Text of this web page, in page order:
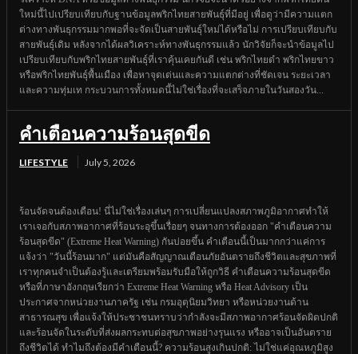
ใหม่นี้ไปเปรียบเทียบกับฐานข้อมูลพริกไทยสายพันธุ์ที่มีอยู่ เพื่อดูว่ามีความแตก
ต่างทางพันธุกรรมมากพอที่จะจัดเป็นสายพันธุ์ใหม่ได้หรือไม่ การเปรียบเทียบกับ
สายพันธุ์เดิม หลังจากได้ผลวิเคราะห์ทางพันธุกรรมแล้ว นักวิจัยก็จะนำข้อมูลไป
เปรียบเทียบกับพริกไทยสายพันธุ์ที่เราคุ้นเคยกันดี เช่น พริกไทยดำ พริกไทยขาว
หรือพริกไทยพันธุ์พื้นเมือง เพื่อหาจุดเด่นและความแตกต่างที่ชัดเจน ระยะเวลา
และความทุ่มเท กระบวนการทั้งหมดนี้ไม่ใช่เรื่องที่จะเสร็จภายในวันสองวัน...
คำเตือนความร้อนสุดขีด
LIFESTYLE July 5, 2026
ร้อนจัดจนต้องเตือน! นี่ไม่ใช่เรื่องเล่นๆ การเปลี่ยนแปลงสภาพภูมิอากาศทำให้
เราเจอกับสภาพอากาศที่ร้อนระอุขึ้นเรื่อยๆ จนทางการต้องออก "คำเตือนความ
ร้อนสุดขีด" (Extreme Heat Warning) กันบ่อยขึ้น คำเตือนนี้เป็นมากกว่าแค่การ
แจ้งว่า "วันนี้ร้อนมาก" แต่มันคือสัญญาณเตือนภัยอันตรายถึงชีวิตและสุขภาพที่
เราทุกคนจำเป็นต้องรู้และเตรียมพร้อมรับมือให้ถูกวิธี คำเตือนความร้อนสุดขีด
หรือที่ภาษาอังกฤษเรียกว่า Extreme Heat Warning หรือ Heat Advisory เป็น
ประกาศจากหน่วยงานภาครัฐ เช่น กรมอุตุนิยมวิทยา หรือหน่วยงานด้าน
สาธารณสุข เพื่อแจ้งให้ประชาชนทราบว่ากำลังจะมีสภาพอากาศร้อนจัดผิดปกติ
และร้อนจัดในระดับที่ส่งผลกระทบต่อสุขภาพอย่างรุนแรง หรืออาจเป็นอันตราย
ถึงชีวิตได้ ทำไมถึงต้องมีคำเตือนนี้? ความร้อนสูงเกินปกติ: ไม่ใช่แค่อุณหภูมิสูง